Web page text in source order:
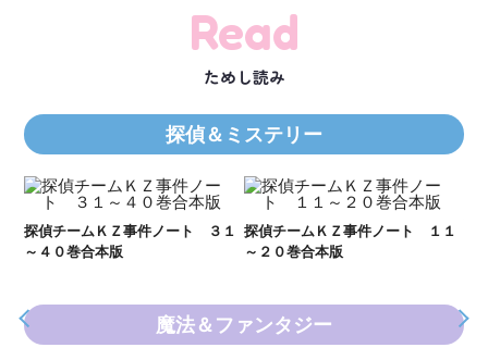
Read
ためし読み
探偵＆ミステリー
探偵チームＫＺ事件ノート ３１
～４０巻合本版
探偵チームＫＺ事件ノート １１
～２０巻合本版
魔法＆ファンタジー